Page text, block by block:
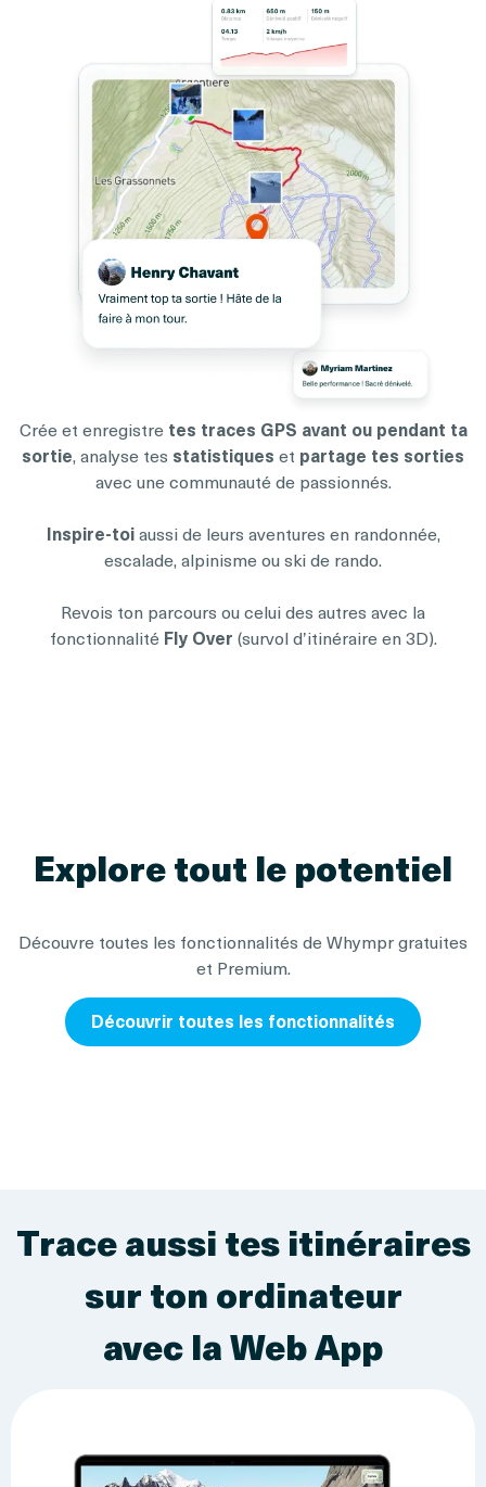
Crée et enregistre tes traces GPS avant ou pendant ta
sortie, analyse tes statistiques et partage tes sorties
avec une communauté de passionnés.
Inspire-toiaussi de leurs aventures en randonnée,
escalade, alpinisme ou ski de rando.
Revois ton parcours ou celui des autres avec la
fonctionnalité Fly Over (survol d’itinéraire en 3D).
Explore tout le potentiel
Découvre toutes les fonctionnalités de Whympr gratuites
et Premium.
Découvrir toutes les fonctionnalités
Trace aussi tes itinéraires
sur ton ordinateur
avec la Web App